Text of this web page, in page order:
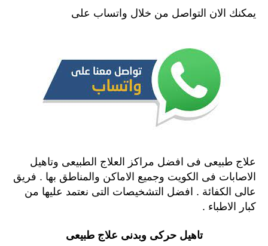
يمكنك الان التواصل من خلال واتساب على
علاج طبيعى فى افضل مراكز العلاج الطبيعى وتاهيل
الاصابات فى الكويت وجميع الاماكن والمناطق بها . فريق
عالى الكفائة . افضل التشخيصات التى نعتمد عليها من
كبار الاطباء .
تاهيل حركى وبدنى علاج طبيعى